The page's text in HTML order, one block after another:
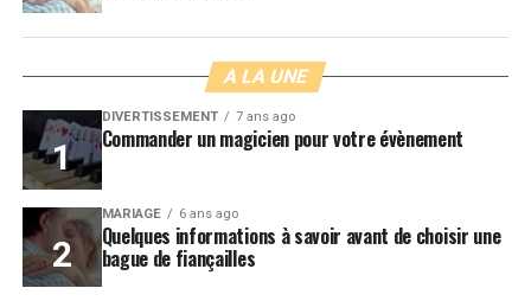
A LA UNE
DIVERTISSEMENT 7 ans ago
Commander un magicien pour votre évènement
MARIAGE 6 ans ago
Quelques informations à savoir avant de choisir une
bague de fiançailles